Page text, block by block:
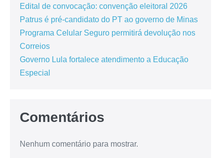
Edital de convocação: convenção eleitoral 2026
Patrus é pré-candidato do PT ao governo de Minas
Programa Celular Seguro permitirá devolução nos
Correios
Governo Lula fortalece atendimento a Educação
Especial
Comentários
Nenhum comentário para mostrar.